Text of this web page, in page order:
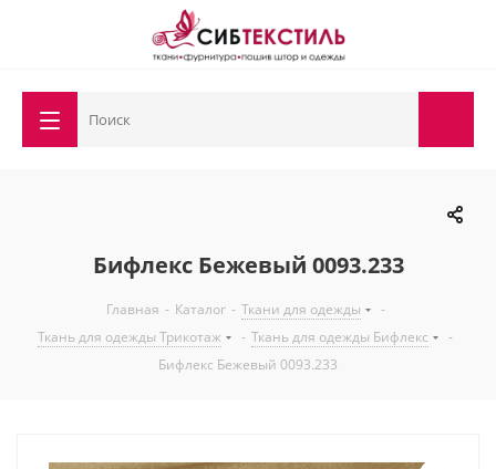
Бифлекс Бежевый 0093.233
Главная - Каталог - Ткани для одежды
-
Ткань для одежды Трикотаж
- Ткань для одежды Бифлекс
-
Бифлекс Бежевый 0093.233